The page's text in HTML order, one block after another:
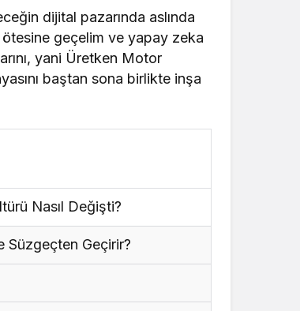
dijital pazarında aslında
ötesine geçelim ve yapay zeka
yani Üretken Motor
baştan sona birlikte inşa
Nasıl Değişti?
Süzgeçten Geçirir?